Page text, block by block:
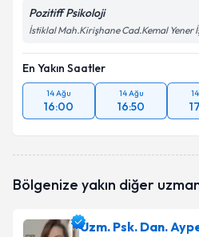
Pozitiff Psikoloji
İstiklal Mah.Kirişhane Cad.Kemal Yener
En Yakın Saatler
14 Ağu
16:00
14 Ağu
16:50
Bölgenize yakın diğer
Uzm. Psk. Dan.